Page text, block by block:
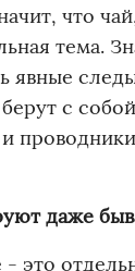
что
тема.
явные
с
даже
это